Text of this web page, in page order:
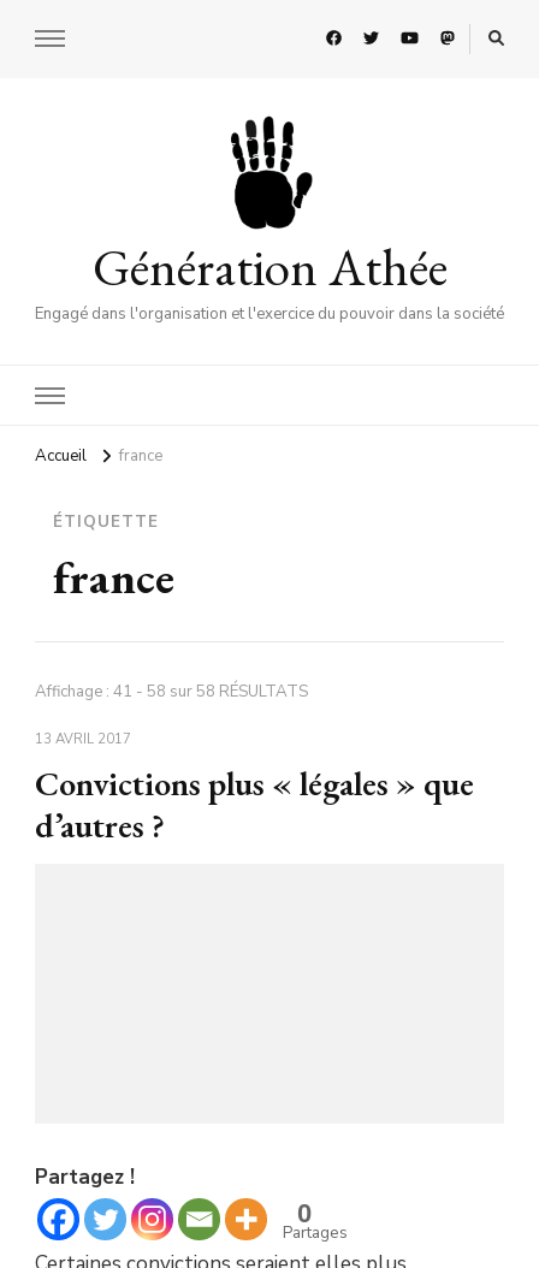
Génération Athée
Engagé dans l'organisation et l'exercice du pouvoir dans la société
Accueil france
ÉTIQUETTE
france
Affichage : 41 - 58 sur 58 RÉSULTATS
13 AVRIL 2017
Convictions plus « légales » que
d’autres ?
Partagez !
0
Partages